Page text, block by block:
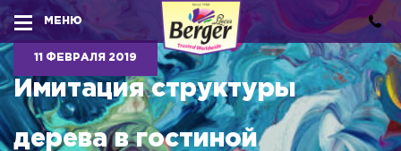
МЕНЮ
11 ФЕВРАЛЯ 2019
Имитация структуры
дерева в гостиной